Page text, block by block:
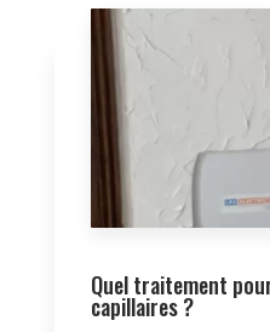
Quel traitement
capillaires ?